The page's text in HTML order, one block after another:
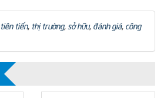
tiên tiến, thị trường, sở hữu, đánh giá, công